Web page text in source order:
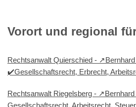
Vorort und regional
Rechtsanwalt Quierschied -
✔️Gesellschaftsrecht, Erbrecht,
Rechtsanwalt Riegelsberg -
Gesellschaftsrecht, Arbeitsrecht,